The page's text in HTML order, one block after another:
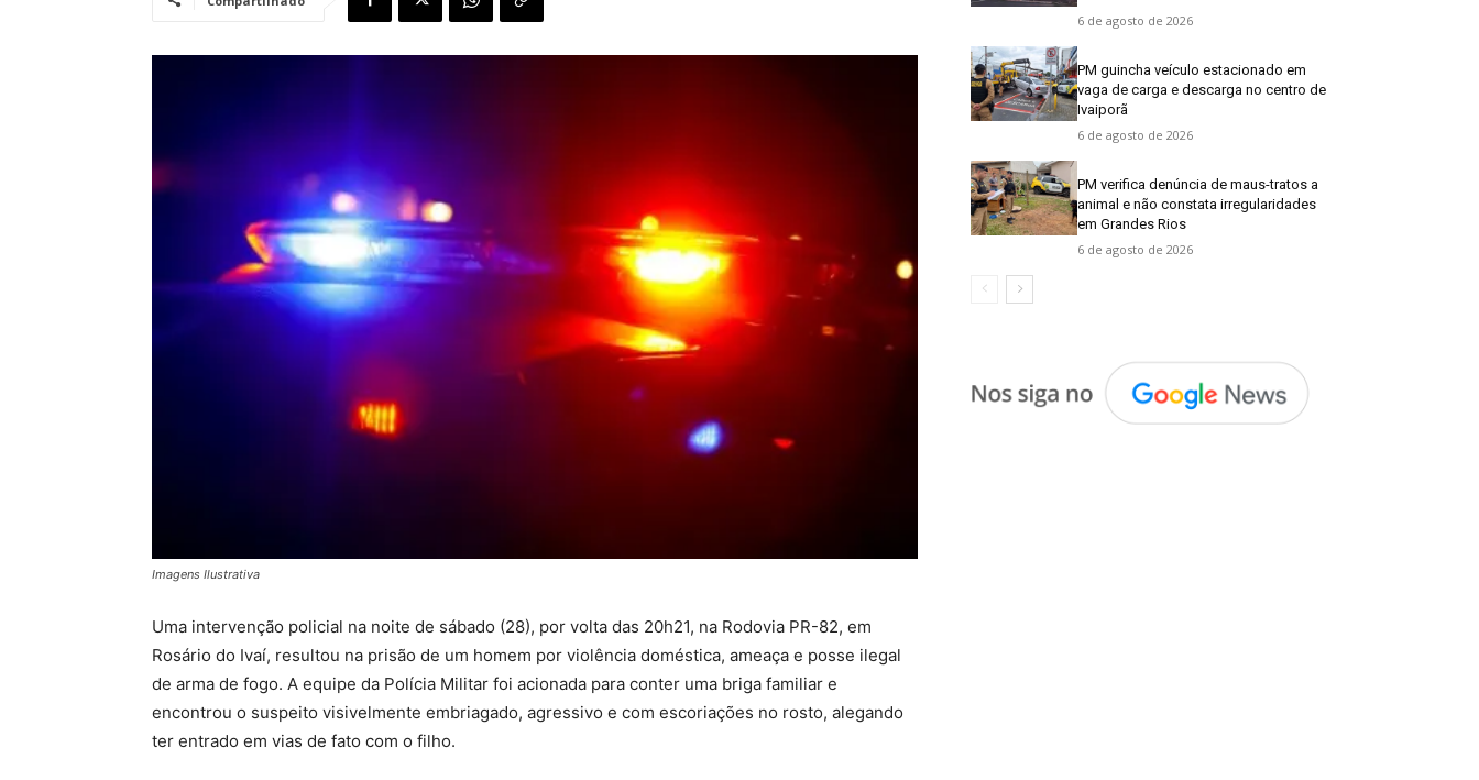
Imagens Ilustrativa
Uma intervenção policial na noite de sábado (28), por volta das 20h21, na Rodovia PR-82, em
Rosário do Ivaí, resultou na prisão de um homem por violência doméstica, ameaça e posse ilegal
de arma de fogo. A equipe da Polícia Militar foi acionada para conter uma briga familiar e
encontrou o suspeito visivelmente embriagado, agressivo e com escoriações no rosto, alegando
ter entrado em vias de fato com o filho.
6 de agosto de 2026
PM guincha veículo estacionado em
vaga de carga e descarga no centro de
Ivaiporã
6 de agosto de 2026
PM verifica denúncia de maus-tratos a
animal e não constata irregularidades
em Grandes Rios
6 de agosto de 2026